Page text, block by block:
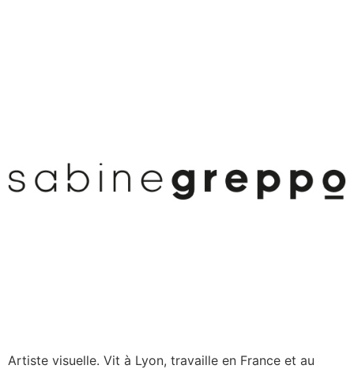
Artiste visuelle. Vit à Lyon, travaille en France et au